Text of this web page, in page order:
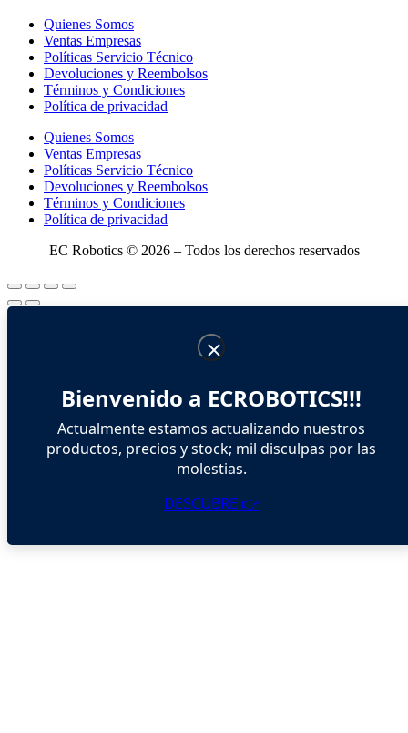
Quienes Somos
Ventas Empresas
Políticas Servicio Técnico
Devoluciones y Reembolsos
Términos y Condiciones
Política de privacidad
Quienes Somos
Ventas Empresas
Políticas Servicio Técnico
Devoluciones y Reembolsos
Términos y Condiciones
Política de privacidad
EC Robotics © 2026 – Todos los derechos reservados
Bienvenido a ECROBOTICS!!!
Actualmente estamos actualizando nuestros
productos, precios y stock; mil disculpas por las
molestias.
DESCUBRE 👉